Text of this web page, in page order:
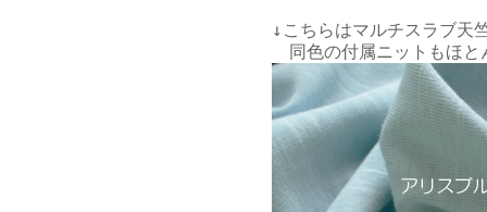
↓こちらはマルチスラブ